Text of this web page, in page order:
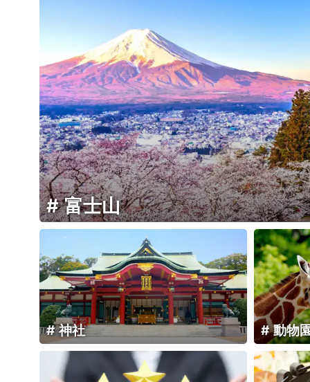
富士山
動物
神社